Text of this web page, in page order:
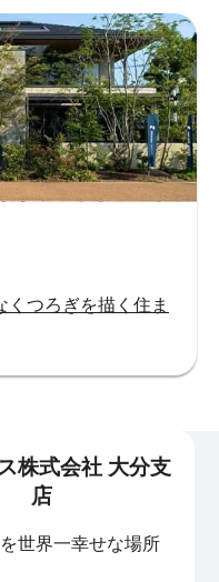
つろぎを描く住ま
株式会社 大分支
店
を世界一幸せな場所